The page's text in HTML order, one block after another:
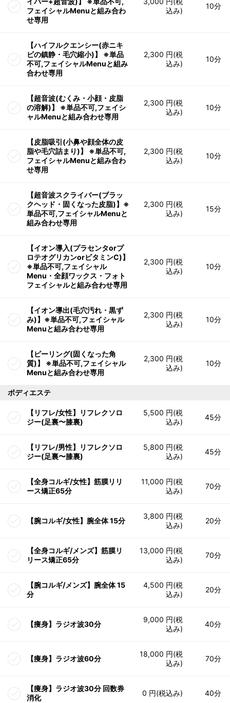
フェイシャルMenuと組み合わ
せ専用
込み)
10分
【ハイフルクエンシー(赤ニキ
ビの鎮静・毛穴縮小)】 ※単品
不可,フェイシャルMenuと組み
合わせ専用
2,300 円(税
込み)
10分
【超音波(むくみ・小顔・皮脂
の溶解)】 ※単品不可,フェイシ
ャルMenuと組み合わせ専用
2,300 円(税
込み)
10分
【皮脂吸引(小鼻や顔全体の皮
脂や毛穴詰まり)】 ※単品不可,
フェイシャルMenuと組み合わ
せ専用
2,300 円(税
込み)
10分
【超音波スクライバー(ブラッ
クヘッド・固くなった皮脂)】※
単品不可,フェイシャルMenuと
組み合わせ専用
2,300 円(税
込み)
15分
【イオン導入(プラセンタorプ
ロテオグリカンorビタミンC)】
※単品不可,フェイシャル
Menu・全顔ワックス・フォト
フェイシャルと組み合わせ専用
2,300 円(税
込み)
10分
【イオン導出(毛穴汚れ・黒ず
み)】※単品不可,フェイシャル
Menuと組み合わせ専用
2,300 円(税
込み)
10分
【ピーリング(固くなった角
質)】 ※単品不可,フェイシャル
Menuと組み合わせ専用
2,300 円(税
込み)
10分
ボディエステ
【リフレ/女性】リフレクソロ
ジー(足裏〜膝裏)
5,500 円(税
込み)
45分
【リフレ/男性】リフレクソロ
ジー(足裏〜膝裏)
5,800 円(税
込み)
45分
【全身コルギ/女性】筋膜リリ
ース矯正65分
11,000 円(税
込み)
70分
【腕コルギ/女性】腕全体 15分
3,800 円(税
込み)
20分
【全身コルギ/メンズ】筋膜リ
リース矯正65分
13,000 円(税
込み)
70分
【腕コルギ/メンズ】腕全体 15
分
4,500 円(税
込み)
20分
【痩身】ラジオ波30分
9,000 円(税
込み)
40分
【痩身】ラジオ波60分
18,000 円(税
込み)
70分
【痩身】ラジオ波30分 回数券
消化
0 円(税込み) 40分